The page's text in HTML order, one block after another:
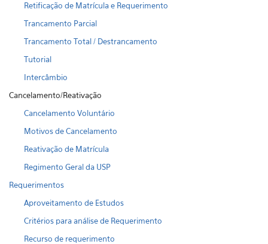
Retificação de Matrícula e Requerimento
Trancamento Parcial
Trancamento Total / Destrancamento
Tutorial
Intercâmbio
Cancelamento/Reativação
Cancelamento Voluntário
Motivos de Cancelamento
Reativação de Matrícula
Regimento Geral da USP
Requerimentos
Aproveitamento de Estudos
Critérios para análise de Requerimento
Recurso de requerimento